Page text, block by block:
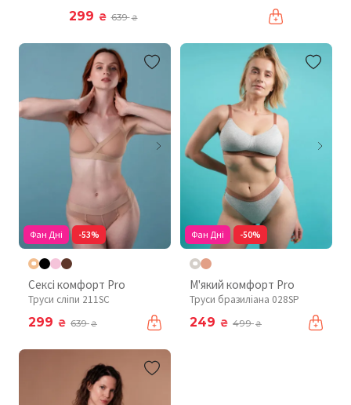
299 ₴ 639₴
Фан Дні -53%
Сексі комфорт Pro
Труси сліпи 211SC
299 ₴ 639₴
Фан Дні -50%
М'який комфорт Pro
Труси бразиліана 028SP
249 ₴ 499₴